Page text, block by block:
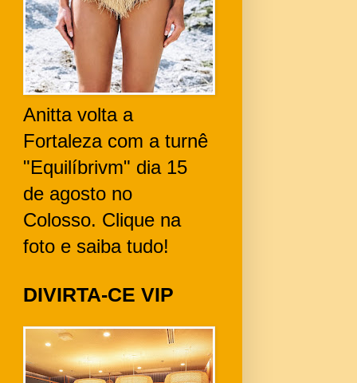
Anitta volta a
Fortaleza com a turnê
"Equilíbrivm" dia 15
de agosto no
Colosso. Clique na
foto e saiba tudo!
DIVIRTA-CE VIP